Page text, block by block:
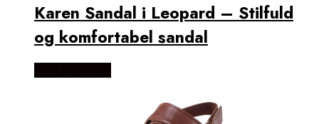
Karen Sandal i Leopard – Stilfuld
og komfortabel sandal